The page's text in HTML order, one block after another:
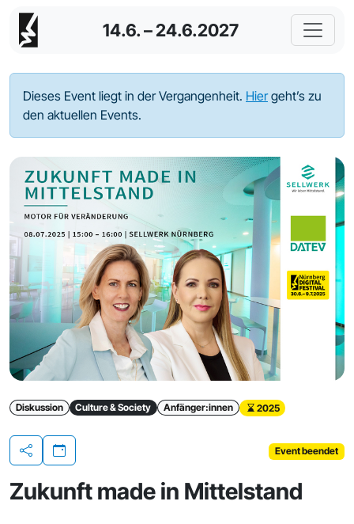
14.6. – 24.6.2027
Dieses Event liegt in der Vergangenheit. Hiergeht’s zu
den aktuellen Events.
Diskussion Culture & Society Anfänger:innen 2025
Teilen
Event beendet
Zukunft made in Mittelstand